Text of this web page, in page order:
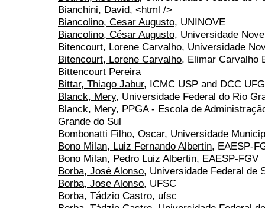
Bianchini, David, <html />
Biancolino, Cesar Augusto, UNINOVE
Biancolino, César Augusto, Universidade
Bitencourt, Lorene Carvalho, Universidade
Bitencourt, Lorene Carvalho, Elimar Carvalho
Bittencourt Pereira
Bittar, Thiago Jabur, ICMC USP and DCC UFG
Blanck, Mery, Universidade Federal do Rio
Blanck, Mery, PPGA - Escola de
Grande do Sul
Bombonatti Filho, Oscar, Universidade
Bono Milan, Luiz Fernando Albertin, EAESP-
Bono Milan, Pedro Luiz Albertin, EAESP-FGV
Borba, José Alonso, Universidade Federal de
Borba, Jose Alonso, UFSC
Borba, Tádzio Castro, ufsc